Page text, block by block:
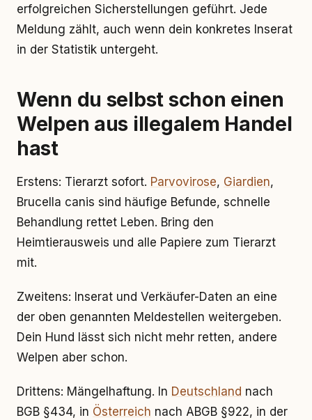
erfolgreichen Sicherstellungen geführt. Jede
Meldung zählt, auch wenn dein konkretes Inserat
in der Statistik untergeht.
Wenn du selbst schon einen
Welpen aus illegalem Handel
hast
Erstens: Tierarzt sofort. Parvovirose, Giardien,
Brucella canis sind häufige Befunde, schnelle
Behandlung rettet Leben. Bring den
Heimtierausweis und alle Papiere zum Tierarzt
mit.
Zweitens: Inserat und Verkäufer-Daten an eine
der oben genannten Meldestellen weitergeben.
Dein Hund lässt sich nicht mehr retten, andere
Welpen aber schon.
Drittens: Mängelhaftung. In Deutschland nach
BGB §434, in Österreich nach ABGB §922, in der